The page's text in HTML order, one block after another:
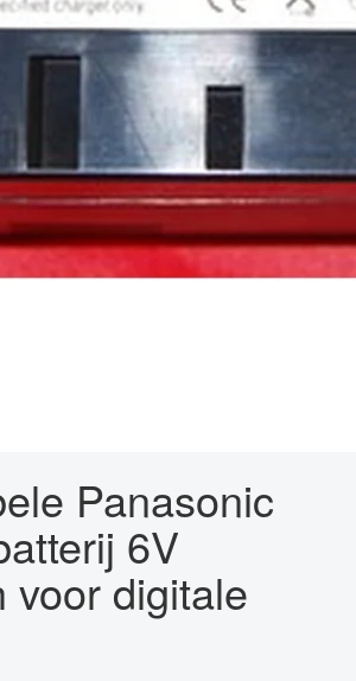
Panasonic
6V
voor digitale